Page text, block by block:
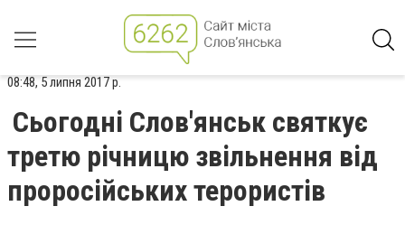
08:48, 5 липня 2017 р.
Сьогодні Слов'янськ святкує
третю річницю звільнення від
проросійських терористів